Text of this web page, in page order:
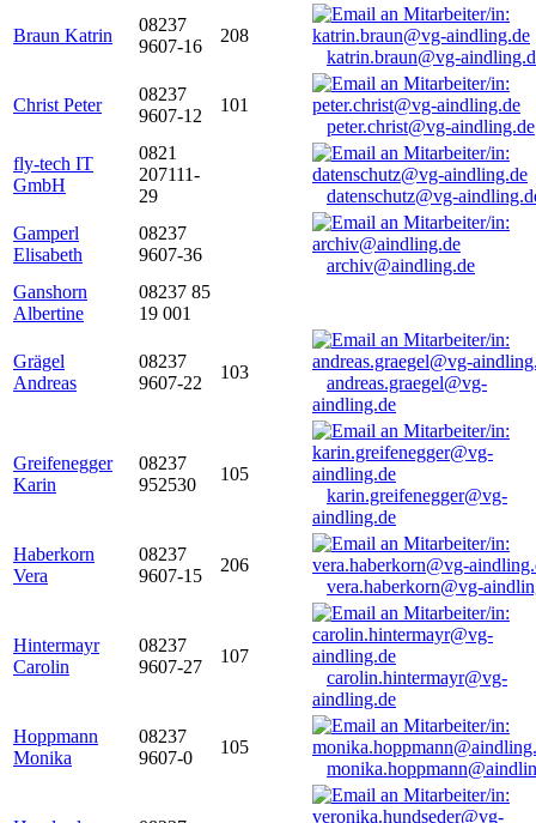
Braun Katrin
08237
9607-16
208
katrin.braun@vg-
Christ Peter
08237
9607-12
101
peter.christ@vg-aindling.de
fly-tech IT
GmbH
0821
207111-
29
datenschutz@vg-
Gamperl
Elisabeth
08237
9607-36
archiv@aindling.de
Ganshorn
Albertine
08237 85
19 001
Grägel
Andreas
08237
9607-22
103
andreas.graegel@vg-
aindling.de
Greifenegger
Karin
08237
952530
105
karin.greifenegger@vg-
aindling.de
Haberkorn
Vera
08237
9607-15
206
vera.haberkorn@vg-
Hintermayr
Carolin
08237
9607-27
107
carolin.hintermayr@vg-
aindling.de
Hoppmann
Monika
08237
9607-0
105